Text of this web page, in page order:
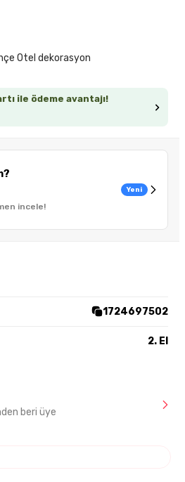
ile ödeme avantajı!
incele!
Yeni
1724697502
2. El
Otel dekorasyon
beri üye